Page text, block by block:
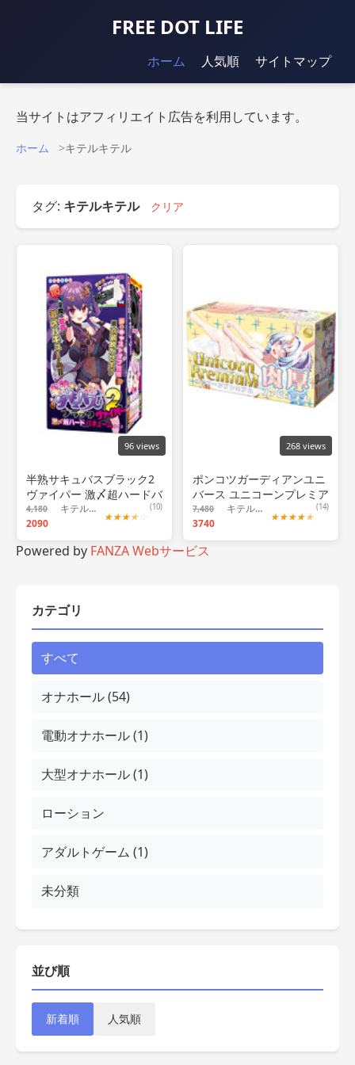
FREE DOT LIFE
ホーム 人気順 サイトマップ
当サイトはアフィリエイト広告を利用しています。
ホーム キテルキテル
タグ: キテルキテル クリア
96 views
半熟サキュバスブラック2
ヴァイパー 激〆超ハードバ
キュームタイプ 良い点と気
になる点、おすすめ出来る
4,180
2090
キテルキテル
★★★★
(10)
268 views
ポンコツガーディアンユニ
バース ユニコーンプレミア
ム肉厚ファビュラス レビュ
ー｜名前はカオスなのに週
7,480
3740
キテルキテル
★★★★★
(14)
Powered by FANZA Webサービス
カテゴリ
すべて
オナホール (54)
電動オナホール (1)
大型オナホール (1)
ローション
アダルトゲーム (1)
未分類
並び順
新着順 人気順